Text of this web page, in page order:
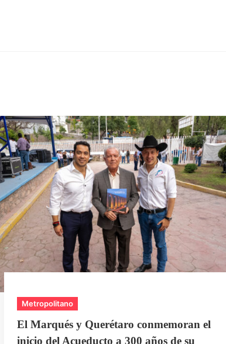
Metropolitano
El Marqués y Querétaro conmemoran el
inicio del Acueducto a 300 años de su